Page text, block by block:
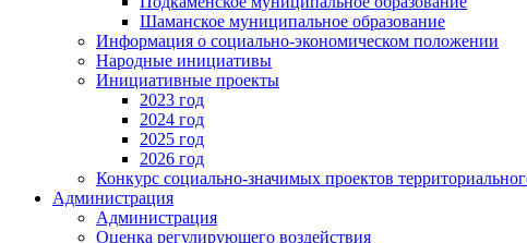
Шаманское муниципальное образование
Информация о социально-экономическом положении
Народные инициативы
Инициативные проекты
2023 год
2024 год
2025 год
2026 год
Конкурс социально-значимых проектов
Администрация
Администрация
Оценка регулирующего воздействия